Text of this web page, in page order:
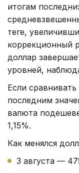
итогам
теңге,
коррекционный
доллар
уровней,
Если сравнивать
последним
валюта
1,15%.
Как менялся
3 августа —